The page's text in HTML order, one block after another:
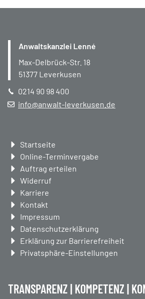
Anwaltskanzlei Lenné
Max-Delbrück-Str. 18
51377 Leverkusen
0214 90 98 400
info@anwalt-leverkusen.de
Navigation
überspringen
Startseite
Online-Terminvergabe
Auftrag erteilen
Widerruf
Karriere
Kontakt
Impressum
Datenschutzerklärung
Erklärung zur Barrierefreiheit
Privatsphäre-Einstellungen
TRANSPARENZ | KOMPETENZ |